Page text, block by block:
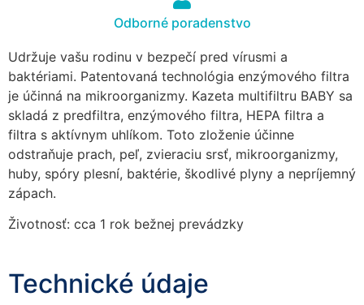
Odborné poradenstvo
Udržuje vašu rodinu v bezpečí pred vírusmi a
baktériami. Patentovaná technológia enzýmového filtra
je účinná na mikroorganizmy. Kazeta multifiltru BABY sa
skladá z predfiltra, enzýmového filtra, HEPA filtra a
filtra s aktívnym uhlíkom. Toto zloženie účinne
odstraňuje prach, peľ, zvieraciu srsť, mikroorganizmy,
huby, spóry plesní, baktérie, škodlivé plyny a nepríjemný
zápach.
Životnosť: cca 1 rok bežnej prevádzky
Technické údaje
as possible
visit. If you
refuse these
cookies, some
functionality will
disappear from
the website.
stránka